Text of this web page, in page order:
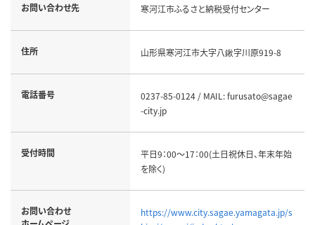
お問い合わせ先 寒河江市ふるさと納税受付センター
住所 山形県寒河江市大字八鍬字川原919-8
電話番号
0237-85-0124 / MAIL: furusato@sagae
-city.jp
受付時間
平日9：00～17：00(土日祝休日、年末年始
を除く)
お問い合わせ
https://www.city.sagae.yamagata.jp/s